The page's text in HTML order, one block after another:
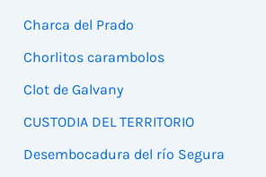
Charca del Prado
Chorlitos carambolos
Clot de Galvany
CUSTODIA DEL TERRITORIO
Desembocadura del río Segura